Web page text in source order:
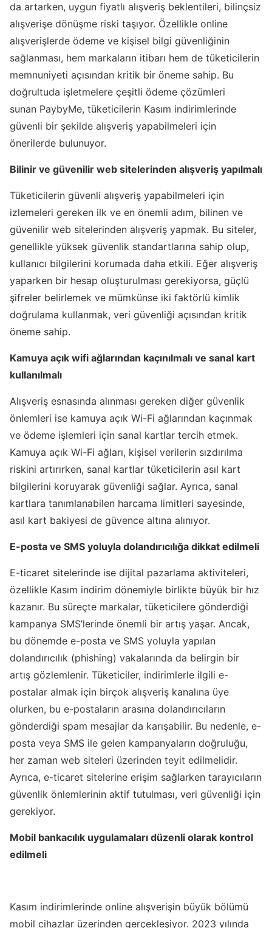
da artarken, uygun fiyatlı alışveriş beklentileri, bilinçsiz
alışverişe dönüşme riski taşıyor. Özellikle online
alışverişlerde ödeme ve kişisel bilgi güvenliğinin
sağlanması, hem markaların itibarı hem de tüketicilerin
memnuniyeti açısından kritik bir öneme sahip. Bu
doğrultuda işletmelere çeşitli ödeme çözümleri
sunan PaybyMe, tüketicilerin Kasım indirimlerinde
güvenli bir şekilde alışveriş yapabilmeleri için
önerilerde bulunuyor.
Bilinir ve güvenilir web sitelerinden alışveriş yapılmalı
Tüketicilerin güvenli alışveriş yapabilmeleri için
izlemeleri gereken ilk ve en önemli adım, bilinen ve
güvenilir web sitelerinden alışveriş yapmak. Bu siteler,
genellikle yüksek güvenlik standartlarına sahip olup,
kullanıcı bilgilerini korumada daha etkili. Eğer alışveriş
yaparken bir hesap oluşturulması gerekiyorsa, güçlü
şifreler belirlemek ve mümkünse iki faktörlü kimlik
doğrulama kullanmak, veri güvenliği açısından kritik
öneme sahip.
Kamuya açık wifi ağlarından kaçınılmalı ve sanal kart
kullanılmalı
Alışveriş esnasında alınması gereken diğer güvenlik
önlemleri ise kamuya açık Wi-Fi ağlarından kaçınmak
ve ödeme işlemleri için sanal kartlar tercih etmek.
Kamuya açık Wi-Fi ağları, kişisel verilerin sızdırılma
riskini artırırken, sanal kartlar tüketicilerin asıl kart
bilgilerini koruyarak güvenliği sağlar. Ayrıca, sanal
kartlara tanımlanabilen harcama limitleri sayesinde,
asıl kart bakiyesi de güvence altına alınıyor.
E-posta ve SMS yoluyla dolandırıcılığa dikkat edilmeli
E-ticaret sitelerinde ise dijital pazarlama aktiviteleri,
özellikle Kasım indirim dönemiyle birlikte büyük bir hız
kazanır. Bu süreçte markalar, tüketicilere gönderdiği
kampanya SMS’lerinde önemli bir artış yaşar. Ancak,
bu dönemde e-posta ve SMS yoluyla yapılan
dolandırıcılık (phishing) vakalarında da belirgin bir
artış gözlemlenir. Tüketiciler, indirimlerle ilgili e-
postalar almak için birçok alışveriş kanalına üye
olurken, bu e-postaların arasına dolandırıcıların
gönderdiği spam mesajlar da karışabilir. Bu nedenle, e-
posta veya SMS ile gelen kampanyaların doğruluğu,
her zaman web siteleri üzerinden teyit edilmelidir.
Ayrıca, e-ticaret sitelerine erişim sağlarken tarayıcıların
güvenlik önlemlerinin aktif tutulması, veri güvenliği için
gerekiyor.
Mobil bankacılık uygulamaları düzenli olarak kontrol
edilmeli
Kasım indirimlerinde online alışverişin büyük bölümü
mobil cihazlar üzerinden gerçekleşiyor. 2023 yılında